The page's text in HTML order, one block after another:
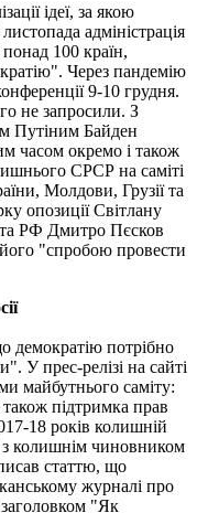
ідеї, за якою
адміністрація
100 країн,
Через пандемію
9-10 грудня.
не запросили. З
Путіним Байден
часом окремо і також
СРСР на саміті
Молдови, Грузії та
опозиції Світлану
РФ Дмитро Пєсков
"спробою провести
демократію потрібно
У прес-релізі на сайті
майбутнього саміту:
також підтримка прав
18 років колишній
з колишнім чиновником
статтю, що
журналі про
"Як